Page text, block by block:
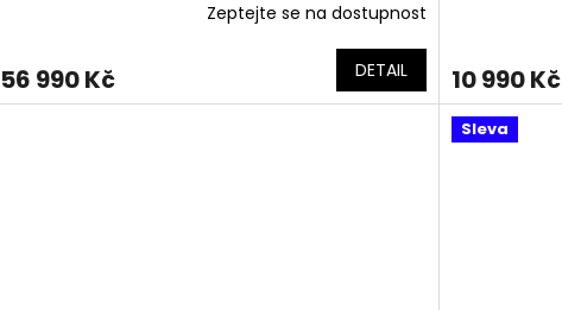
Zeptejte se na dostupnost
56 990 Kč DETAIL 10 990 Kč
Sleva